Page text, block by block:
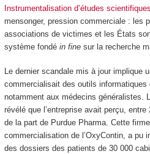
Instrumentalisation d’études
mensonger, pression commerciale : les
associations de victimes et les États
système fondé in finesur la recherche
Le dernier scandale mis à jour implique
commercialisait des outils
notamment aux médecins généralistes.
révélé que l’entreprise avait perçu,
de la part de Purdue Pharma. Cette
commercialisation de l’OxyContin, a pu
des dossiers des patients de 30 000